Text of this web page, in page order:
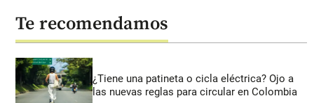
Te recomendamos
¿Tiene una patineta o cicla eléctrica? Ojo a
las nuevas reglas para circular en Colombia